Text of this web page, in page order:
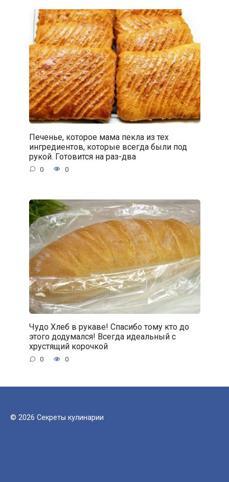
Печенье, которое мама пекла из тех
ингредиентов, которые всегда были под
рукой. Готовится на раз-два
0 0
Чудо Хлеб в рукаве! Спасибо тому кто до
этого додумался! Всегда идеальный с
хрустящий корочкой
0 0
© 2026 Секреты кулинарии